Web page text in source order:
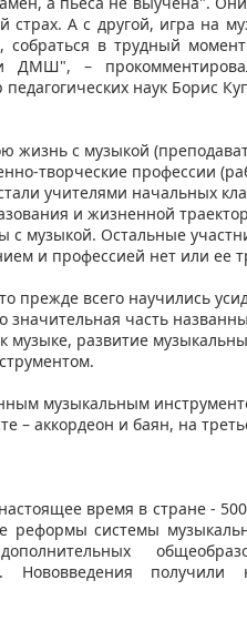
страх. А с другой, игра на
собраться в трудный
ДМШ", –
наук Борис
жизнь с музыкой
творческие профессии
учителями начальных
и жизненной
музыкой. Остальные
и профессией нет или ее
прежде всего научились
часть
развитие
музыкальным
– аккордеон и баян, на
время в стране -
реформы системы
получили